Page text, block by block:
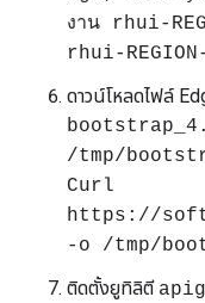
งาน rhui-
rhui-
ดาวน์โหลดไฟล์
/tmp/
Curl
https://
-o /tmp/
ติดตั้งยูทิลิตี